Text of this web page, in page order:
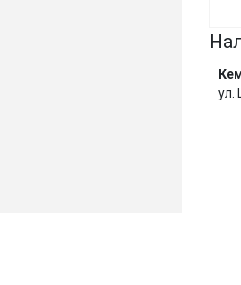
ул.